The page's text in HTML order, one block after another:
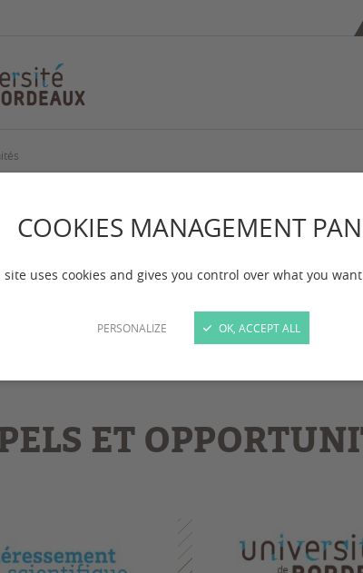
COOKIES MANAGEMENT
site uses cookies and gives you control over what you
PERSONALIZE OK, ACCEPT ALL
bourses et
mise à jour :le 02/07/2026
sur cette page les différents appels à
portés par l'université de Bordeaux ou
ET